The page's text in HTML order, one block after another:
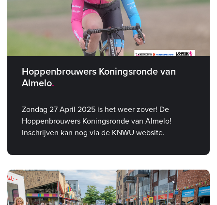
Hoppenbrouwers Koningsronde van
Almelo
Zondag 27 April 2025 is het weer zover! De
Hoppenbrouwers Koningsronde van Almelo!
Inschrijven kan nog via de KNWU website.